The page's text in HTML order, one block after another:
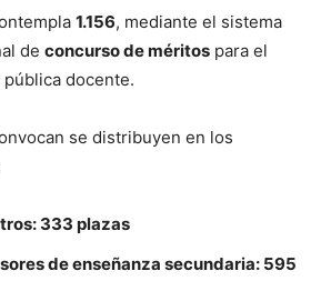
1.156, mediante el sistema
de concurso de méritos para el
docente.
se distribuyen en los
333 plazas
de enseñanza secundaria: 595